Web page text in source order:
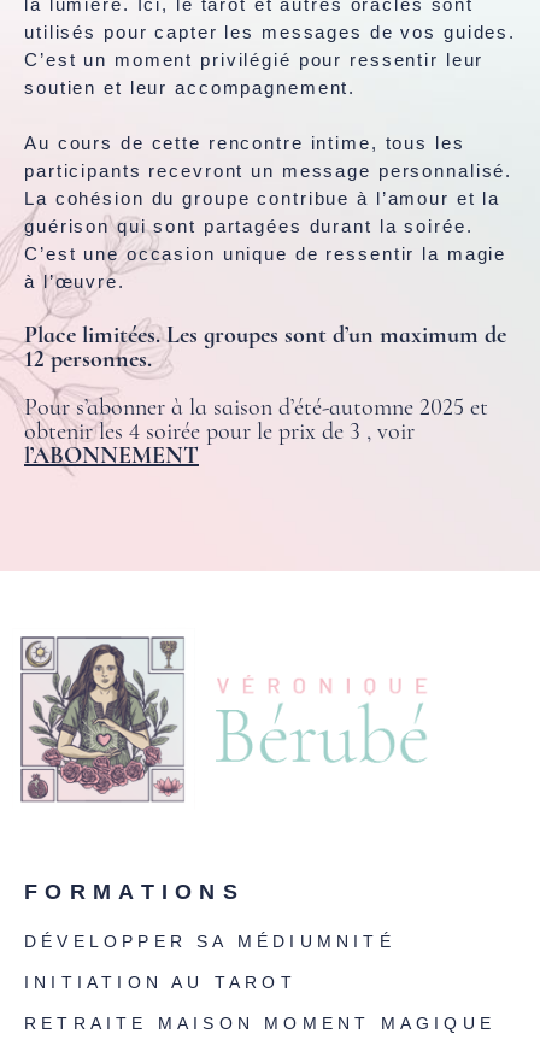
la lumière. Ici, le tarot et autres oracles sont
utilisés pour capter les messages de vos guides.
C’est un moment privilégié pour ressentir leur
soutien et leur accompagnement.
Au cours de cette rencontre intime, tous les
participants recevront un message personnalisé.
La cohésion du groupe contribue à l’amour et la
guérison qui sont partagées durant la soirée.
C’est une occasion unique de ressentir la magie
à l’œuvre.
Place limitées. Les groupes sont d’un maximum de
12 personnes.
Pour s’abonner à la saison d’été-automne 2025 et
obtenir les 4 soirée pour le prix de 3 , voir
l’ABONNEMENT
FORMATIONS
DÉVELOPPER SA MÉDIUMNITÉ
INITIATION AU TAROT
RETRAITE MAISON MOMENT MAGIQUE